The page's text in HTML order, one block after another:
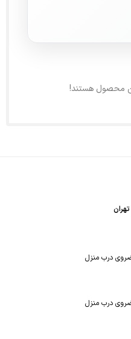
محصول هستند!
درب منزل
درب منزل